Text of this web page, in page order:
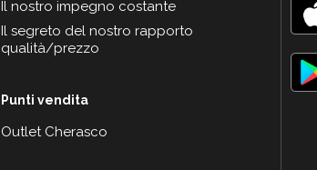
Il nostro impegno costante
Il segreto del nostro rapporto
qualità/prezzo
Punti vendita
Outlet Cherasco